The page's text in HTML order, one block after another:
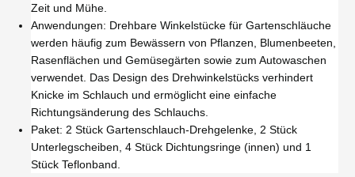
Zeit und Mühe.
Anwendungen: Drehbare Winkelstücke für Gartenschläuche
werden häufig zum Bewässern von Pflanzen, Blumenbeeten,
Rasenflächen und Gemüsegärten sowie zum Autowaschen
verwendet. Das Design des Drehwinkelstücks verhindert
Knicke im Schlauch und ermöglicht eine einfache
Richtungsänderung des Schlauchs.
Paket: 2 Stück Gartenschlauch-Drehgelenke, 2 Stück
Unterlegscheiben, 4 Stück Dichtungsringe (innen) und 1
Stück Teflonband.